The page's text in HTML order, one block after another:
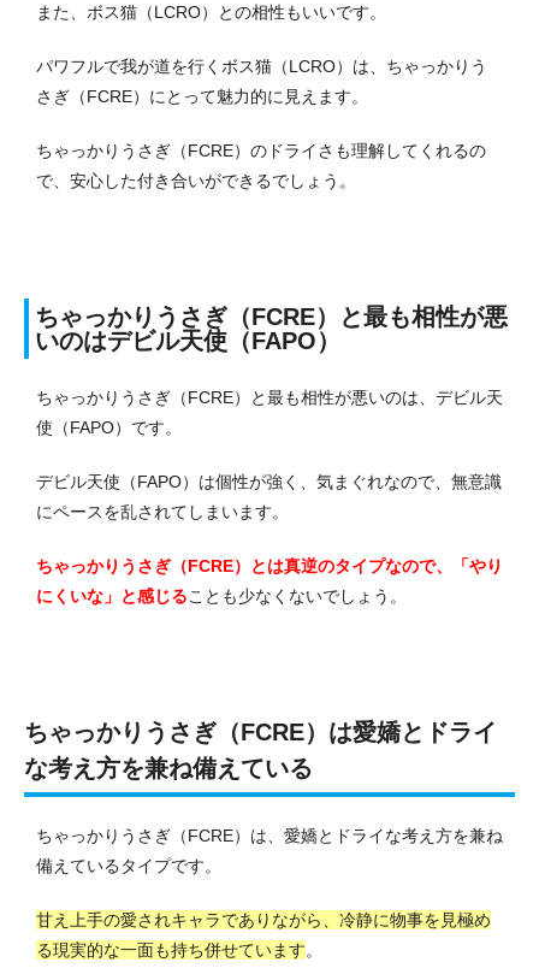
また、ボス猫（LCRO）との相性もいいです。
パワフルで我が道を行くボス猫（LCRO）は、ちゃっかりう
さぎ（FCRE）にとって魅力的に見えます。
ちゃっかりうさぎ（FCRE）のドライさも理解してくれるの
で、安心した付き合いができるでしょう。
ちゃっかりうさぎ（FCRE）と最も相性が悪
いのはデビル天使（FAPO）
ちゃっかりうさぎ（FCRE）と最も相性が悪いのは、デビル天
使（FAPO）です。
デビル天使（FAPO）は個性が強く、気まぐれなので、無意識
にペースを乱されてしまいます。
ちゃっかりうさぎ（FCRE）とは真逆のタイプなので、「やり
にくいな」と感じることも少なくないでしょう。
ちゃっかりうさぎ（FCRE）は愛嬌とドライ
な考え方を兼ね備えている
ちゃっかりうさぎ（FCRE）は、愛嬌とドライな考え方を兼ね
備えているタイプです。
甘え上手の愛されキャラでありながら、冷静に物事を見極め
る現実的な一面も持ち併せています。